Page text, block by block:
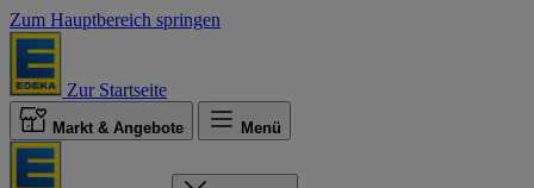
Zum Hauptbereich springen
Zur Startseite
Markt & Angebote Menü